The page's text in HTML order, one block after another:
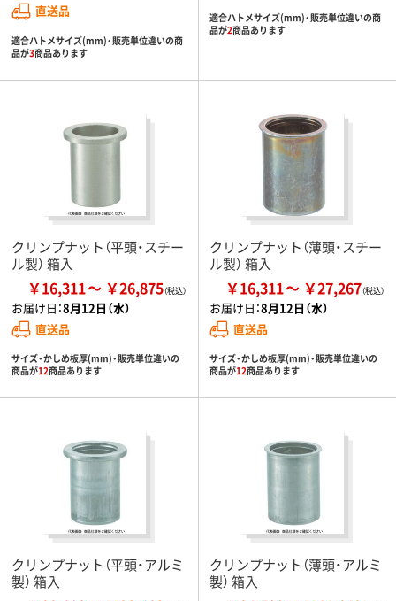
直送品
適合ハトメサイズ(mm)・販売単位違いの商
品が3商品あります
適合ハトメサイズ(mm)・販売単位違いの商
品が2商品あります
クリンプナット（平頭・スチー
ル製） 箱入
￥16,311 ￥26,875
お届け日：8月12日（水）
直送品
サイズ・かしめ板厚(mm)・販売単位違いの
商品が12商品あります
クリンプナット（薄頭・スチー
ル製） 箱入
￥16,311 ￥27,267
お届け日：8月12日（水）
直送品
サイズ・かしめ板厚(mm)・販売単位違いの
商品が12商品あります
クリンプナット（平頭・アルミ
製） 箱入
クリンプナット（薄頭・アルミ
製） 箱入